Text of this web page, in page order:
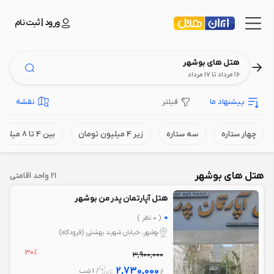
ورود | ثبت نام
هتل های بوشهر
16 مرداد تا 17 مرداد
پیشنهاد ما فیلتر نقشه
چهار ستاره سه ستاره زیر 4 میلیون تومان بین 4 تا 8 میلیون تومان
هتل های بوشهر 21 واحد اقامتی
هتل آپارتمان پدر من بوشهر
0 ( 0 نظر )
بوشهر، خیابان شهید بهشتی (فرودگاه)
3,900,000
30%
از 2,730,000 / 1 شب